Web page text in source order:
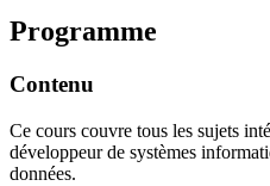
Programme
Contenu
Ce cours couvre tous les sujets
développeur de systèmes
données.